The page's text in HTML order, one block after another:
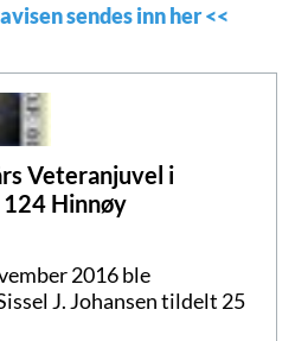
sendes inn her<<
Veteranjuvel i
124 Hinnøy
2016 ble
J. Johansen tildelt 25